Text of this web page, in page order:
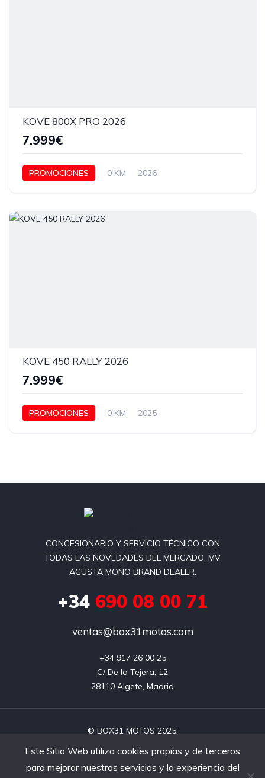
KOVE 800X PRO 2026
7.999€
PROMOCIONES 0 KM 2026
KOVE 450 RALLY 2026
7.999€
PROMOCIONES 0 KM 2025
CONCESIONARIO Y SERVICIO TÉCNICO CON
TODAS LAS NOVEDADES DEL MERCADO. MV
AGUSTA MONO BRAND DEALER.
+34690 08 00 71
ventas@box31motos.com
+34 917 26 00 25
C/ De la Tejera, 12
28110 Algete, Madrid
© BOX31 MOTOS 2025.
Este Sitio Web utiliza cookies propias y de terceros
para mejorar nuestros servicios y la experiencia del